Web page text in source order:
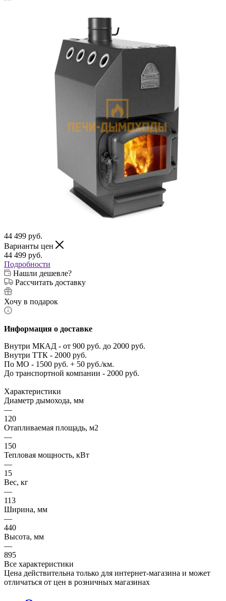
44 499 руб.
Варианты цен
44 499 руб.
Подробности
Нашли дешевле?
Рассчитать доставку
Хочу в подарок
Информация о доставке
Внутри МКАД - от 900 руб. до 2000 руб.
Внутри ТТК - 2000 руб.
По МО - 1500 руб. + 50 руб./км.
До транспортной компании - 2000 руб.
Характеристики
Диаметр дымохода, мм
—
120
Отапливаемая площадь, м2
—
150
Тепловая мощность, кВт
—
15
Вес, кг
—
113
Ширина, мм
—
440
Высота, мм
—
895
Все характеристики
Цена действительна только для интернет-магазина и может
отличаться от цен в розничных магазинах